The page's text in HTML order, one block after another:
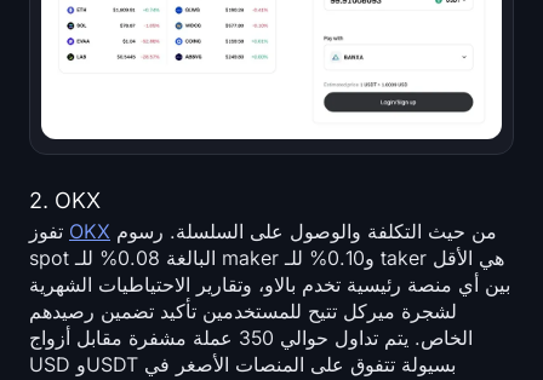
2. OKX
OKX
spot البالغة 0.08% للـ maker و0.10% للـ taker هي الأقل
بين أي منصة رئيسية تخدم بالاو، وتقارير الاحتياطيات الشهرية
لشجرة ميركل تتيح للمستخدمين تأكيد تضمين رصيدهم
الخاص. يتم تداول حوالي 350 عملة مشفرة مقابل أزواج
USD وUSDT بسيولة تتفوق على المنصات الأصغر في